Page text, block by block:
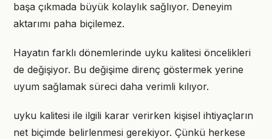
başa çıkmada büyük kolaylık sağlıyor. Deneyim
aktarımı paha biçilemez.
Hayatın farklı dönemlerinde uyku kalitesi öncelikleri
de değişiyor. Bu değişime direnç göstermek yerine
uyum sağlamak süreci daha verimli kılıyor.
uyku kalitesi ile ilgili karar verirken kişisel ihtiyaçların
net biçimde belirlenmesi gerekiyor. Çünkü herkese